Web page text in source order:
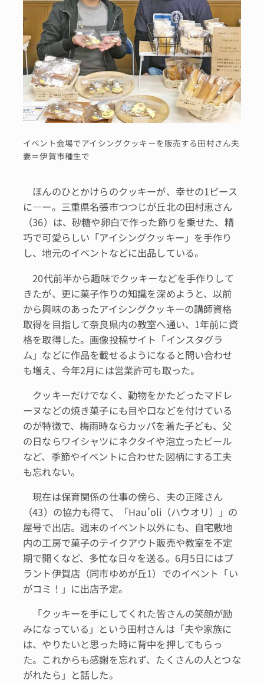
イベント会場でアイシングクッキーを販売する田村さん夫
妻＝伊賀市種生で
ほんのひとかけらのクッキーが、幸せの1ピース
に―ー。三重県名張市つつじが丘北の田村恵さん
（36）は、砂糖や卵白で作った飾りを乗せた、精
巧で可愛らしい「アイシングクッキー」を手作り
し、地元のイベントなどに出品している。
20代前半から趣味でクッキーなどを手作りして
きたが、更に菓子作りの知識を深めようと、以前
から興味のあったアイシングクッキーの講師資格
取得を目指して奈良県内の教室へ通い、1年前に資
格を取得した。画像投稿サイト「インスタグラ
ム」などに作品を載せるようになると問い合わせ
も増え、今年2月には営業許可も取った。
クッキーだけでなく、動物をかたどったマドレ
ーヌなどの焼き菓子にも目や口などを付けている
のが特徴で、梅雨時ならカッパを着た子ども、父
の日ならワイシャツにネクタイや泡立ったビール
など、季節やイベントに合わせた図柄にする工夫
も忘れない。
現在は保育関係の仕事の傍ら、夫の正隆さん
（43）の協力も得て、「Hau’oli（ハウオリ）」の
屋号で出店。週末のイベント以外にも、自宅敷地
内の工房で菓子のテイクアウト販売や教室を不定
期で開くなど、多忙な日々を送る。6月5日にはプ
ラント伊賀店（同市ゆめが丘1）でのイベント「い
がコミ！」に出店予定。
「クッキーを手にしてくれた皆さんの笑顔が励
みになっている」という田村さんは「夫や家族に
は、やりたいと思った時に背中を押してもらっ
た。これからも感謝を忘れず、たくさんの人とつな
がれたら」と話した。